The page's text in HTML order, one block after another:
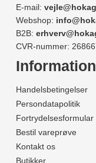
E-mail:
Webshop:
B2B:
CVR-nummer:
Information
Handelsbetingelser
Persondatapolitik
Fortrydelsesformular
Bestil vareprøve
Kontakt os
Butikker